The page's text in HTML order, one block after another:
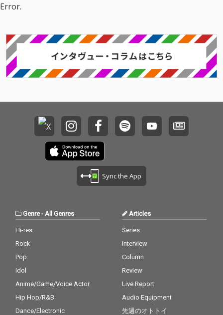
を共有しながら生み出
は異なるアプローチや
が交差することで生ま
進行形のダンスミュー
ジックシーンだけでな
く、新たな音楽表現の
可能性を映し出してい
の中盤を担う本作は、
参加アーティストたち
を感じることができる
作品となっている。
を共有しながら生み出
る。 「Side-C」では、
は異なるアプローチや
が交差することで生ま
進行形のダンスミュー
ジックシーンだけでな
の中盤を担う本作は、
参加アーティストたち
を感じることができる
作品となっている。
Error.
Sync the App
Genre- All Genres
Hi-res
Rock
Pop
Idol
Anime/Game/Voice Actor
Hip Hop/R&B
Dance/Electronic
Articles
Series
Interview
Column
Review
Live Report
Audio Equipment
先週のオトトイ